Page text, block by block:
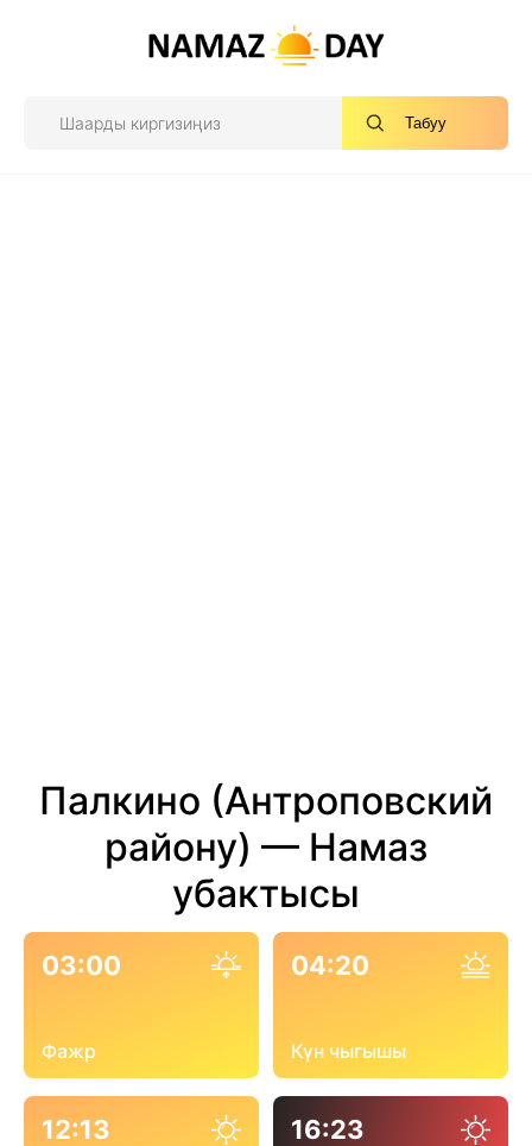
Табуу
Палкино (Антроповский
району) — Намаз
убактысы
03:00
Фажр
04:20
Күн чыгышы
12:13 16:23